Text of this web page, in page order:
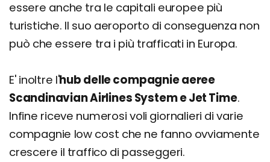
essere anche tra le capitali europee più
turistiche. Il suo aeroporto di conseguenza non
può che essere tra i più trafficati in Europa.
E' inoltre l'hub delle compagnie aeree
Scandinavian Airlines System e Jet Time.
Infine riceve numerosi voli giornalieri di varie
compagnie low cost che ne fanno ovviamente
crescere il traffico di passeggeri.